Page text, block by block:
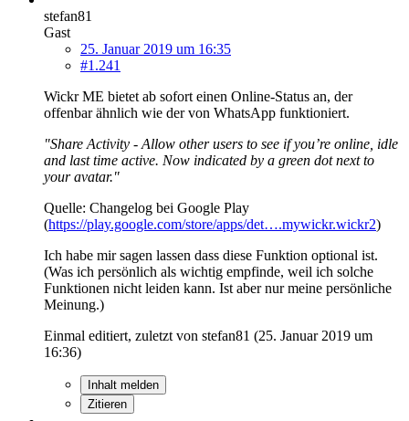
stefan81
Gast
25. Januar 2019 um 16:35
#1.241
Wickr ME bietet ab sofort einen Online-Status an, der
offenbar ähnlich wie der von WhatsApp funktioniert.
"Share Activity - Allow other users to see if you’re online, idle
and last time active. Now indicated by a green dot next to
your avatar."
Quelle: Changelog bei Google Play
(https://play.google.com/store/apps/det….mywickr.wickr2)
Ich habe mir sagen lassen dass diese Funktion optional ist.
(Was ich persönlich als wichtig empfinde, weil ich solche
Funktionen nicht leiden kann. Ist aber nur meine persönliche
Meinung.)
Einmal editiert, zuletzt von stefan81 (25. Januar 2019 um
16:36)
Inhalt melden
Zitieren